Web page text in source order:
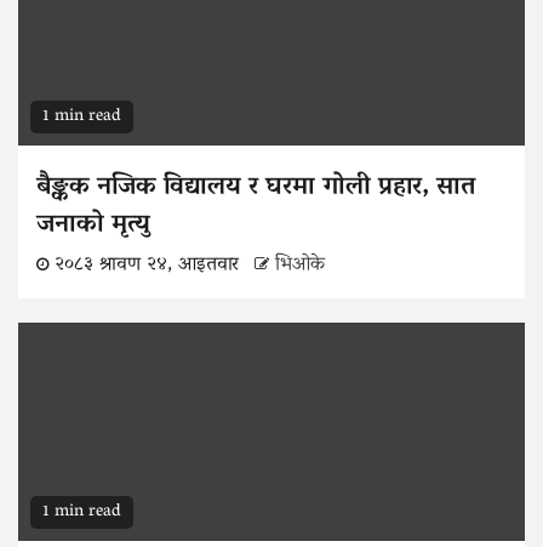
1 min read
बैङ्कक नजिक विद्यालय र घरमा गोली प्रहार, सात
जनाको मृत्यु
२०८३ श्रावण २४, आइतवार भिओके
1 min read